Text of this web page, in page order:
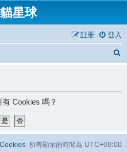
星球
登入
註冊
Cookies 嗎？
所有顯示的時間為 UTC+08:00